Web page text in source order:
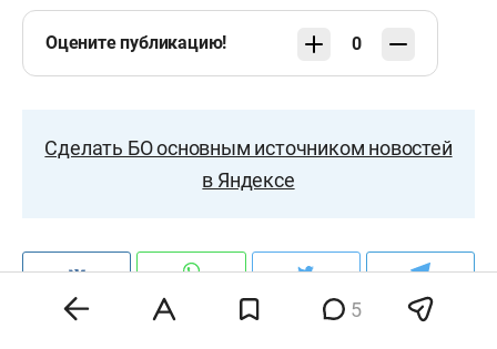
Оцените публикацию! 0
Сделать БО основным источником новостей
в Яндексе
5